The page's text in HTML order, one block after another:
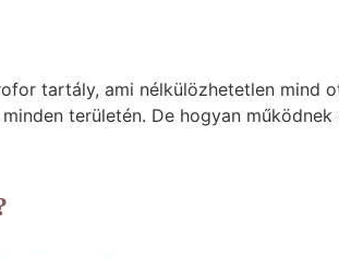
tartály, ami nélkülözhetetlen mind
területén. De hogyan